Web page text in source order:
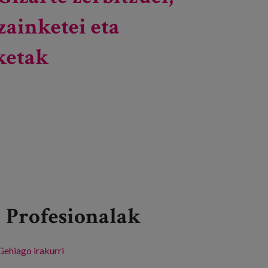
eta
Profesionalak
irakurri